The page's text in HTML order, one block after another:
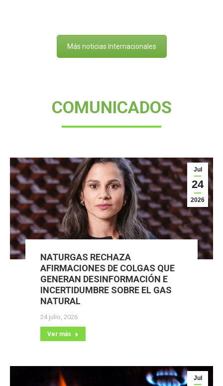
Más noticias Internacionales
COMUNICADOS
Jul
24
2026
NATURGAS RECHAZA
AFIRMACIONES DE COLGAS QUE
GENERAN DESINFORMACIÓN E
INCERTIDUMBRE SOBRE EL GAS
NATURAL
24 julio, 2026
Ver más
Jul